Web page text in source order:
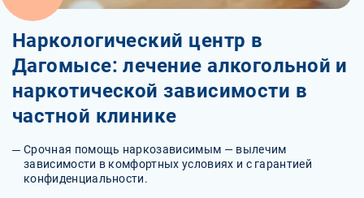
Наркологический центр в
Дагомысе: лечение алкогольной и
наркотической зависимости в
частной клинике
Срочная помощь наркозависимым — вылечим
зависимости в комфортных условиях и с гарантией
конфиденциальности.